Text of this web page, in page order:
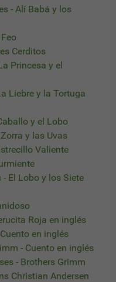
- Alí Babá y los
Cerditos
Princesa y el
Liebre y la Tortuga
y el Lobo
y las Uvas
Valiente
El Lobo y los Siete
Roja en inglés
en inglés
- Cuento en inglés
- Brothers Grimm
Christian Andersen